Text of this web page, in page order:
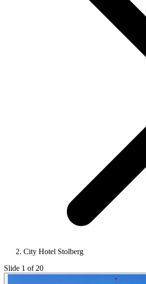
City Hotel Stolberg
Slide 1 of 20